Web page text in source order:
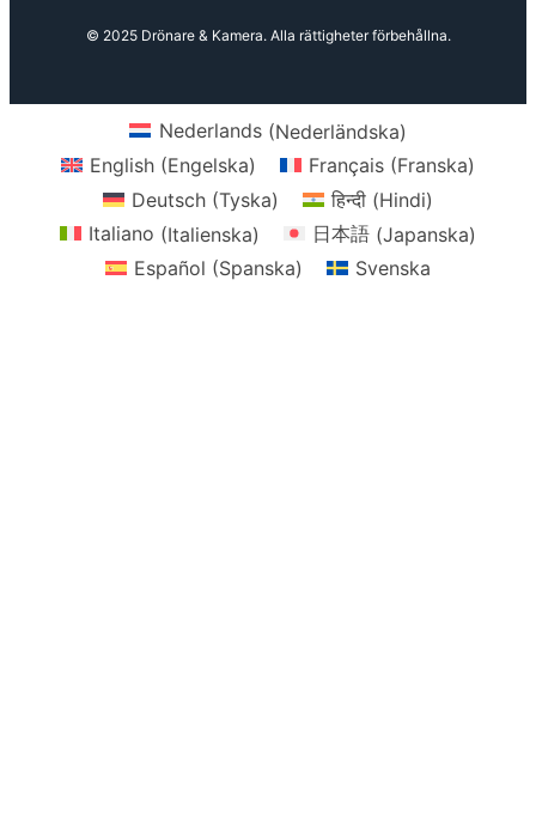
© 2025 Drönare & Kamera. Alla rättigheter förbehållna.
Nederlands(Nederländska)
English (Engelska) Français (Franska)
Deutsch (Tyska) हिन्दी (Hindi)
Italiano (Italienska) 日本語 (Japanska)
Español (Spanska) Svenska